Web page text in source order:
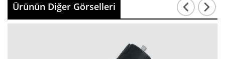
Ürünün Diğer Görselleri